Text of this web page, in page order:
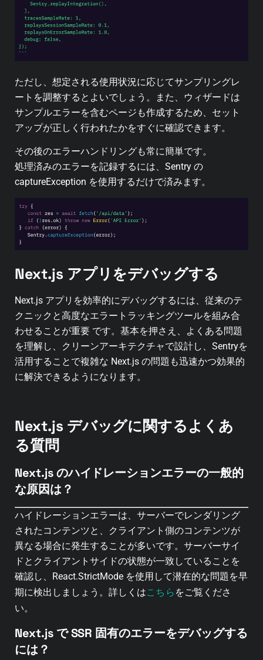
ただし、想定される使用状況に応じてサンプリングレ
ートを調整するとよいでしょう。また、ウィザードは
サンプルエラーを含むページも作成するため、セット
アップが正しく行われたかをすぐに確認できます。
その後のエラーハンドリングも常に簡単です。
処理済みのエラーを記録するには、Sentry の
captureException を使用するだけで済みます。
Next.js アプリをデバッグする
Next.js アプリを効率的にデバッグするには、従来のテ
クニックと高度なエラートラッキングツールを組み合
わせることが重要 です。基本を押さえ、よくある問題
を理解し、クリーンアーキテクチャで設計し、Sentryを
活用することで複雑な Next.js の問題も迅速かつ効果的
に解決できるようになります。
Next.js デバッグに関するよくあ
る質問
Next.js のハイドレーションエラーの一般的
な原因は？
ハイドレーションエラーは、サーバーでレンダリング
されたコンテンツと、クライアント側のコンテンツが
異なる場合に発生することが多いです。 サーバーサイ
ドとクライアントサイドの状態が一致していることを
確認し、React.StrictMode を使用して潜在的な問題を早
期に検出しましょう。 詳しくはこちら をご覧くださ
い。
Next.js で SSR 固有のエラーをデバッグする
には？